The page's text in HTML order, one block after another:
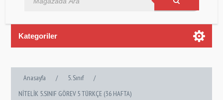
Kategoriler
Anasayfa / 5. Sınıf
/
NİTELİK 5.SINIF GÖREV 5 TÜRKÇE (36 HAFTA)